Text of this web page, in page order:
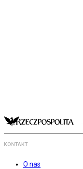
KONTAKT
O nas